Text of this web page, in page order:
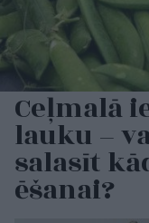
Ceļmalā
lauku –
salasīt
ēšanai?